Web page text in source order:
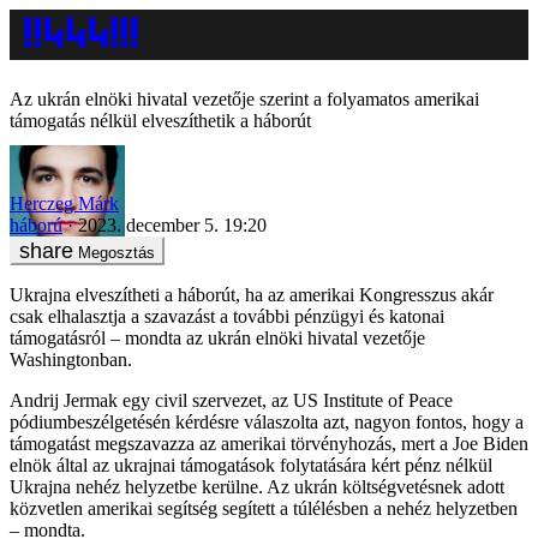
Az ukrán elnöki hivatal vezetője szerint a folyamatos amerikai
támogatás nélkül elveszíthetik a háborút
Herczeg Márk
háború
2023. december 5. 19:20
Megosztás
Ukrajna elveszítheti a háborút, ha az amerikai Kongresszus akár
csak elhalasztja a szavazást a további pénzügyi és katonai
támogatásról – mondta az ukrán elnöki hivatal vezetője
Washingtonban.
Andrij Jermak egy civil szervezet, az US Institute of Peace
pódiumbeszélgetésén kérdésre válaszolta azt, nagyon fontos, hogy a
támogatást megszavazza az amerikai törvényhozás, mert a Joe Biden
elnök által az ukrajnai támogatások folytatására kért pénz nélkül
Ukrajna nehéz helyzetbe kerülne. Az ukrán költségvetésnek adott
közvetlen amerikai segítség segített a túlélésben a nehéz helyzetben
– mondta.